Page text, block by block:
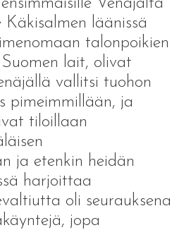
läänissä
talonpoikien
lait, olivat
vallitsi tuohon
pimeimmillään, ja
tiloillaan
ja etenkin heidän
harjoittaa
oli seurauksena
jopa